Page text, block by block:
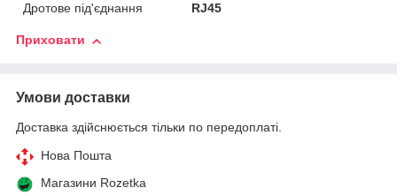
Дротове під'єднання RJ45
Приховати
Умови доставки
Доставка здійснюється тільки по передоплаті.
Нова Пошта
Магазини Rozetka